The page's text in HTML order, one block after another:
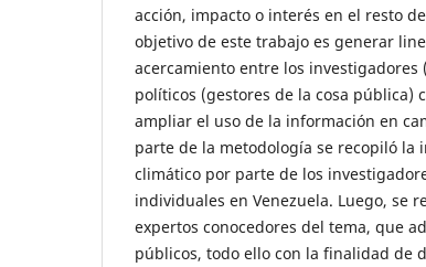
acción, impacto o interés en el resto
objetivo de este trabajo es generar
acercamiento entre los investigadores
políticos (gestores de la cosa pública)
ampliar el uso de la información en
parte de la metodología se recopiló la
climático por parte de los
individuales en Venezuela. Luego, se
expertos conocedores del tema, que
públicos, todo ello con la finalidad de